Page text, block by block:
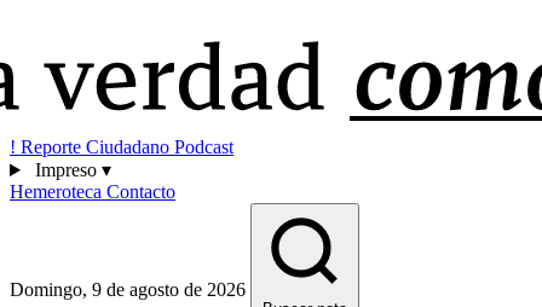
! Reporte Ciudadano Podcast
Impreso ▾
Hemeroteca Contacto
Domingo, 9 de agosto de 2026